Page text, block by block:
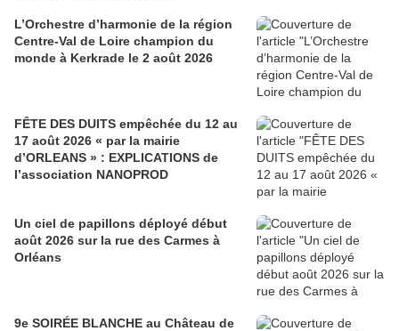
L’Orchestre d’harmonie de la région
Centre-Val de Loire champion du
monde à Kerkrade le 2 août 2026
FÊTE DES DUITS empêchée du 12 au
17 août 2026 « par la mairie
d’ORLEANS » : EXPLICATIONS de
l’association NANOPROD
Un ciel de papillons déployé début
août 2026 sur la rue des Carmes à
Orléans
9e SOIRÉE BLANCHE au Château de